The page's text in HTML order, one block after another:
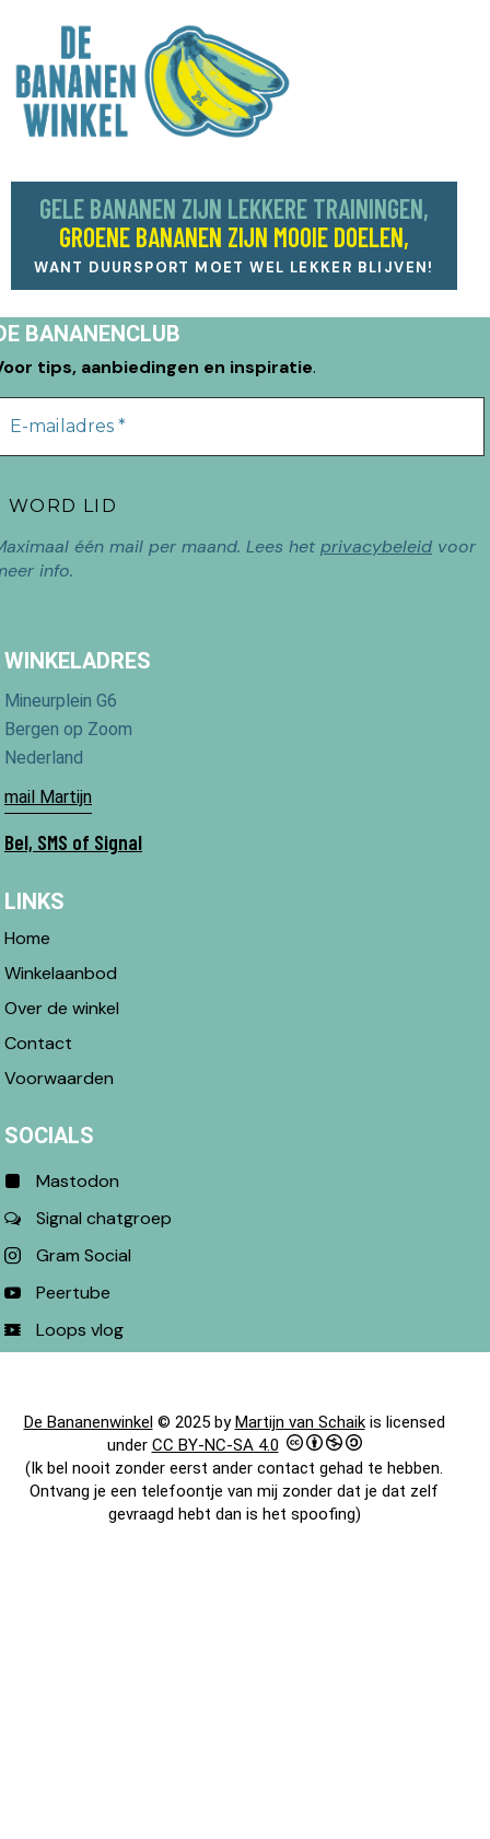
GELE BANANEN ZIJN LEKKERE TRAININGEN,
GROENE BANANEN ZIJN MOOIE DOELEN,
WANT DUURSPORT MOET WEL LEKKER BLIJVEN!
BANANENCLUB
tips, aanbiedingen en inspiratie.
één mail per maand. Lees het privacybeleid voor
info.
WINKELADRES
Mineurplein G6
Bergen op Zoom
Nederland
mail Martijn
Bel, SMS of Signal
LINKS
Home
Winkelaanbod
Over de winkel
Contact
Voorwaarden
SOCIALS
Mastodon
Signal chatgroep
Gram Social
Peertube
Loops vlog
De Bananenwinkel © 2025 by Martijn van Schaikis licensed
under CC BY-NC-SA 4.0
(Ik bel nooit zonder eerst ander contact gehad te hebben.
Ontvang je een telefoontje van mij zonder dat je dat zelf
gevraagd hebt dan is het spoofing)